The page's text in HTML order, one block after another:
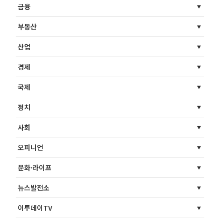
금융
부동산
산업
경제
국제
정치
사회
오피니언
문화·라이프
뉴스발전소
이투데이TV